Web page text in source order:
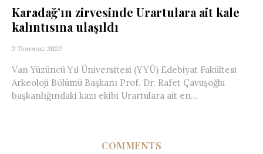
Karadağ’ın zirvesinde Urartulara ait kale
kalıntısına ulaşıldı
2 Temmuz 2022
Van Yüzüncü Yıl Üniversitesi (YYÜ) Edebiyat Fakültesi
Arkeoloji Bölümü Başkanı Prof. Dr. Rafet Çavuşoğlu
başkanlığındaki kazı ekibi Urartulara ait en...
COMMENTS